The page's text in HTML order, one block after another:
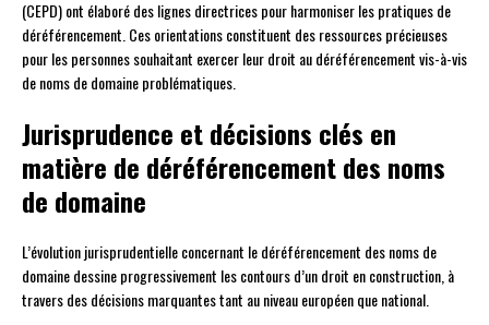
(CEPD) ont élaboré des lignes directrices pour harmoniser les pratiques de
déréférencement. Ces orientations constituent des ressources précieuses
pour les personnes souhaitant exercer leur droit au déréférencement vis-à-vis
de noms de domaine problématiques.
Jurisprudence et décisions clés en
matière de déréférencement des noms
de domaine
L’évolution jurisprudentielle concernant le déréférencement des noms de
domaine dessine progressivement les contours d’un droit en construction, à
travers des décisions marquantes tant au niveau européen que national.